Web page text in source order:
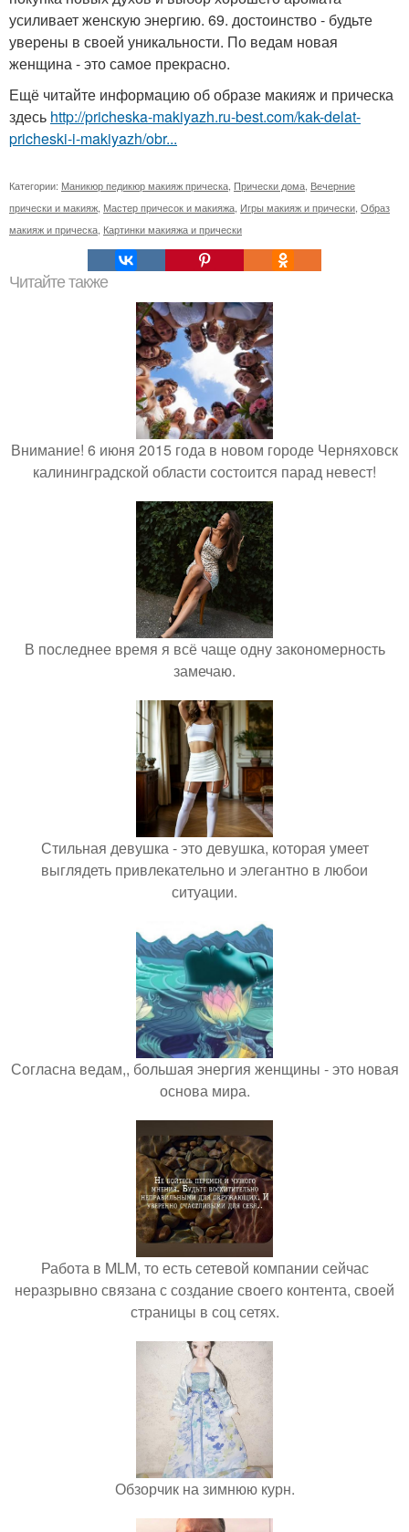
усиливает женскую энергию. 69. достоинство - будьте
уверены в своей уникальности. По ведам новая
женщина - это самое прекрасно.
Ещё читайте информацию об образе макияж и прическа
здесь http://pricheska-makiyazh.ru-best.com/kak-delat-
pricheski-i-makiyazh/obr...
Категории: Маникюр педикюр макияж прическа Прически дома Вечерние
прически и макияж Мастер причесок и макияжа Игры макияж и прически Образ
макияж и прическа Картинки макияжа и прически
Читайте также
Внимание! 6 июня 2015 года в новом городе Черняховск
калининградской области состоится парад невест!
В последнее время я всё чаще одну закономерность
замечаю.
Стильная девушка - это девушка, которая умеет
выглядеть привлекательно и элегантно в любои
ситуации.
Согласна ведам,, большая энергия женщины - это новая
основа мира.
Работа в MLM, то есть сетевой компании сейчас
неразрывно связана с создание своего контента, своей
страницы в соц сетях.
Обзорчик на зимнюю курн.